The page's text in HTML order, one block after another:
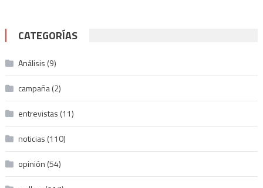
CATEGORÍAS
Análisis (9)
campaña(2)
entrevistas (11)
noticias (110)
opinión (54)